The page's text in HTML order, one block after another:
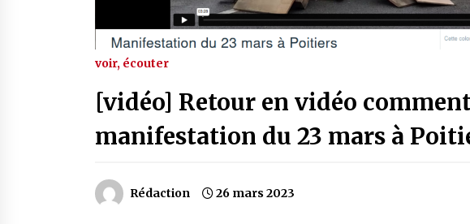
voir, écouter
[vidéo] Retour en vidéo
manifestation du 23 mars à
Rédaction 26 mars 2023